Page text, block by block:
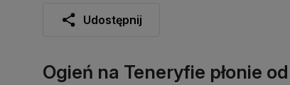
Udostępnij
Ogień na Teneryfie płonie